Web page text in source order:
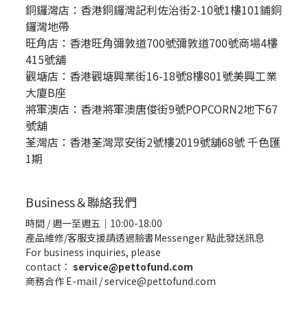
銅鑼灣店： 香港銅鑼灣記利佐治街2-10號1樓101鋪銅
鑼灣地帶
旺角店：香港旺角彌敦道700號彌敦道700號商場4樓
415號舖
觀塘店：香港觀塘興業街16-18號8樓801號美興工業
大廈B座
將軍澳店：香港將軍澳唐俊街9號POPCORN2地下67
號舖
荃灣店：香港荃灣眾安街2號樓2019號舖68號 千色匯
1期
Business＆聯絡我們
時間 / 週一至週五｜10:00-18:00
產品維修/客服支援請透過臉書Messenger點此發送訊息
For business inquiries, please
contact： service@pettofund.com
商務合作 E-mail / service@pettofund.com